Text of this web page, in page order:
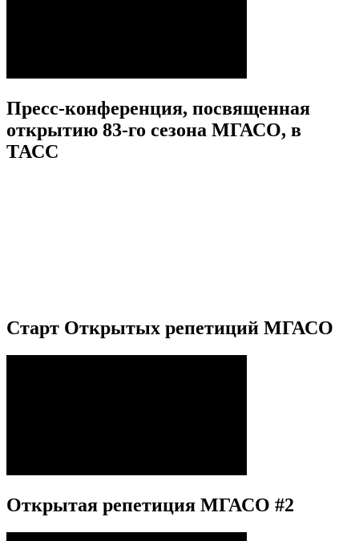
Пресс-конференция, посвященная
открытию 83-го сезона МГАСО, в
ТАСС
Старт Открытых репетиций МГАСО
Открытая репетиция МГАСО #2